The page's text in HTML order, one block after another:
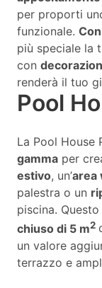
per proporti
funzionale.
più speciale la
con
renderà il tuo
Pool
La Pool House
gamma per
estivo, un’area
palestra o un
piscina.
chiuso di 5 m2
un valore
terrazzo e